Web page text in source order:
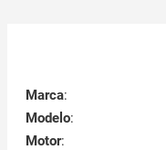
Marca:
Modelo:
Motor: